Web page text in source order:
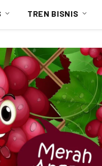
TREN BISNIS